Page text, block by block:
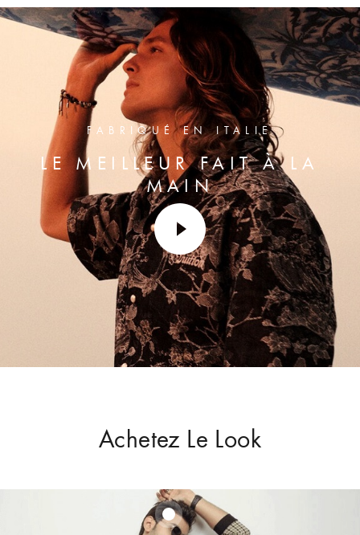
FABRIQUÉ EN ITALIE
LE MEILLEUR FAIT À LA
MAIN
Achetez Le Look